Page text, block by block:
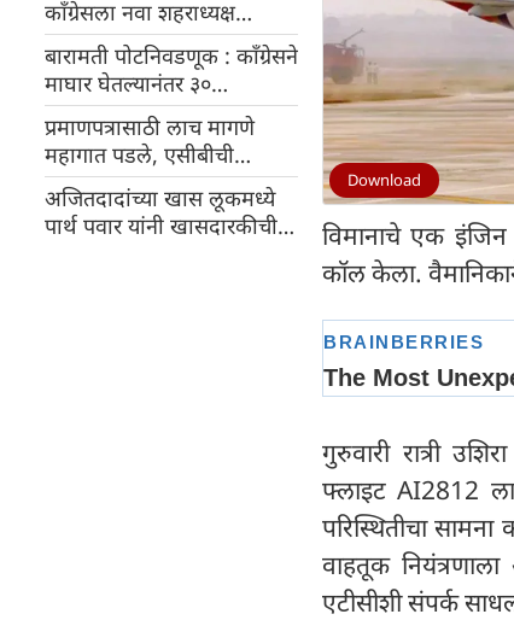
काँग्रेसला नवा शहराध्यक्ष
मिळणार!
बारामती पोटनिवडणूक : काँग्रेसने
माघार घेतल्यानंतर ३०
उमेदवारांनी आपली उमेदवारी
मागे घेतली
प्रमाणपत्रासाठी लाच मागणे
महागात पडले, एसीबीची
कारवाई; मुख्याध्यापिकेला अटक
अजितदादांच्या खास लूकमध्ये
पार्थ पवार यांनी खासदारकीची
Download
विमानाचे एक
कॉल केला.
गुरुवारी रात्री
फ्लाइट AI2812
परिस्थितीचा
वाहतूक
एटीसीशी संपर्क